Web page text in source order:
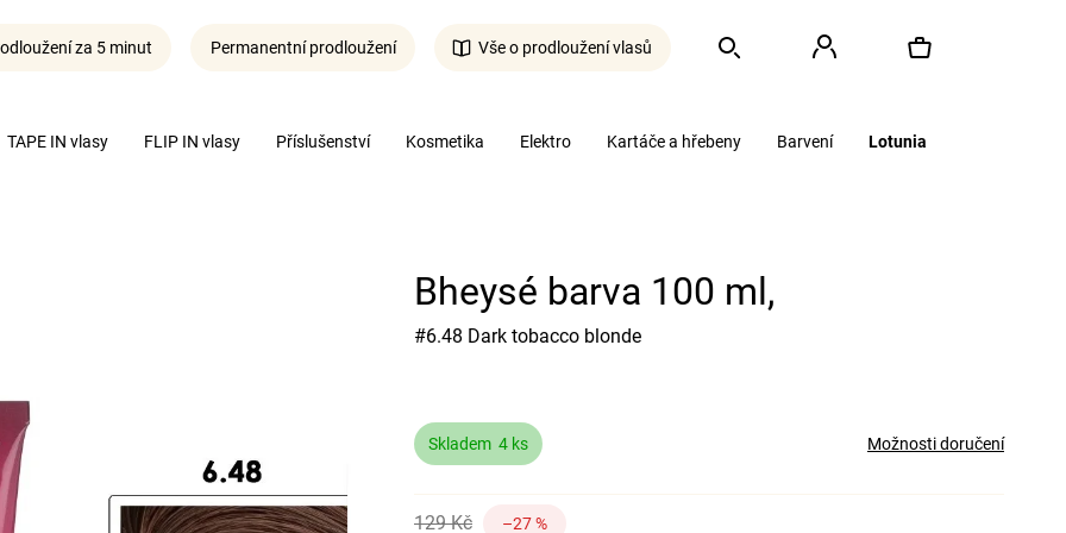
TAPE IN vlasy FLIP IN vlasy Příslušenství Kosmetika Elektro Kartáče a hřebeny Barvení Lotunia
za 5 minut Permanentní prodloužení Vše o prodloužení vlasů
Hledat PřihlášeníNákupní
Bheysé barva 100 ml,
#6.48 Dark tobacco blonde
Skladem 4 ks Možnosti doručení
129 Kč –27 %
Co potřebujete najít?